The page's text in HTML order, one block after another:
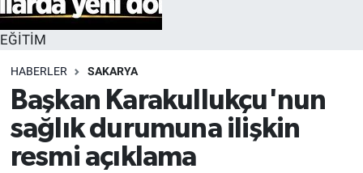
EĞİTİM
HABERLER SAKARYA
Başkan Karakullukçu'nun
sağlık durumuna ilişkin
resmi açıklama